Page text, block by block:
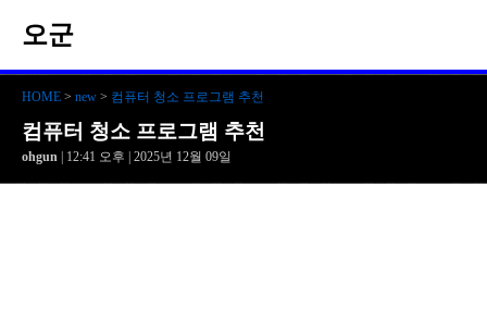
오군
HOME > new > 컴퓨터 청소 프로그램 추천
컴퓨터 청소 프로그램 추천
ohgun | 12:41 오후 | 2025년 12월 09일